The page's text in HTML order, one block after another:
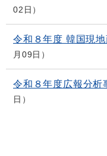
02日
令和８年度 韓国現
月09日
令和８年度広報分析
日